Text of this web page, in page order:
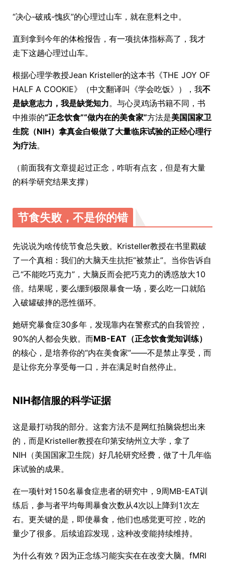
“决心-破戒-愧疚”的心理过山车，就在意料之中。
直到拿到今年的体检报告，有一项抗体指标高了，我才
走下这趟心理过山车。
根据心理学教授Jean Kristeller的这本书《THE JOY OF
HALF A COOKIE》（中文翻译叫《学会吃饭》），我不
是缺意志力，我是缺觉知力。与心灵鸡汤书籍不同，书
中推崇的“正念饮食”“做内在的美食家”方法是美国国家卫
生院（NIH）拿真金白银做了大量临床试验的正经心理行
为疗法。
（前面我有文章提起过正念，咋听有点玄，但是有大量
的科学研究结果支撑）
节食失败，不是你的错
先说说为啥传统节食总失败。Kristeller教授在书里戳破
了一个真相：我们的大脑天生抗拒“被禁止”。当你告诉自
己“不能吃巧克力”，大脑反而会把巧克力的诱惑放大10
倍。结果呢，要么绷到极限暴食一场，要么吃一口就陷
入破罐破摔的恶性循环。
她研究暴食症30多年，发现靠内在警察式的自我管控，
90%的人都会失败。而MB-EAT（正念饮食觉知训练）
的核心，是培养你的“内在美食家”——不是禁止享受，而
是让你充分享受每一口，并在满足时自然停止。
NIH都信服的科学证据
这是最打动我的部分。这套方法不是网红拍脑袋想出来
的，而是Kristeller教授在印第安纳州立大学，拿了
NIH（美国国家卫生院）好几轮研究经费，做了十几年临
床试验的成果。
在一项针对150名暴食症患者的研究中，9周MB-EAT训
练后，参与者平均每周暴食次数从4次以上降到1次左
右。更关键的是，即使暴食，他们也感觉更可控，吃的
量少了很多。后续追踪发现，这种改变能持续维持。
为什么有效？因为正念练习能实实在在改变大脑。fMRI